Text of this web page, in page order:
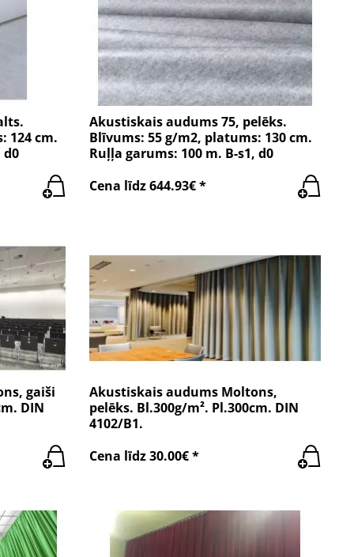
124 cm.
d0
Akustiskais audums 75, pelēks.
Blīvums: 55 g/m2, platums: 130 cm.
Ruļļa garums: 100 m. B-s1, d0
Cena līdz 644.93€ *
gaiši
DIN
Akustiskais audums Moltons,
pelēks. Bl.300g/m². Pl.300cm. DIN
4102/B1.
Cena līdz 30.00€ *